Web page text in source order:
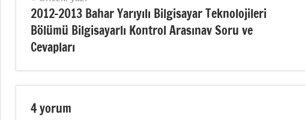
Soruları,
Temel
Elektronik,
Temel
Arasınav
Temel
gezinmesi
2012-2013 Bahar Yarıyılı Bilgisayar Teknolojileri
Bölümü Bilgisayarlı Kontrol Arasınav Soru ve
Cevapları
4 yorum